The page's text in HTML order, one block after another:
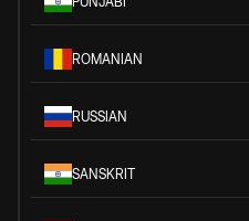
ROMANIAN
RUSSIAN
SANSKRIT